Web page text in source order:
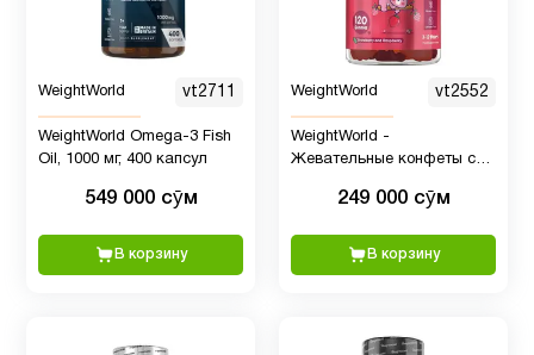
младенцев
1
Для
похудения
WeightWorld vt2711
WeightWorld Omega-3 Fish
Oil, 1000 мг, 400 капсул
549 000 сӯм
В корзину
WeightWorld vt2552
WeightWorld -
Жевательные конфеты с
249 000 сӯм
В корзину